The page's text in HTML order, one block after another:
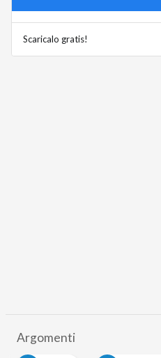
Scaricalo gratis!
Argomenti